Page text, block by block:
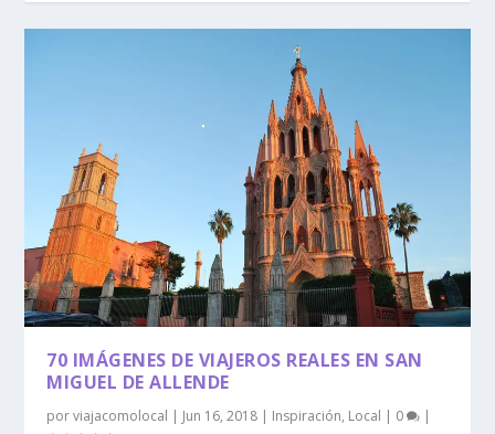
70 IMÁGENES DE VIAJEROS REALES EN SAN
MIGUEL DE ALLENDE
porviajacomolocal | Jun 16, 2018 | Inspiración, Local | 0 |